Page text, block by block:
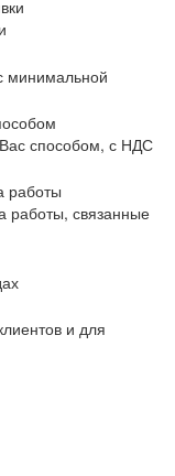
минимальной
способом, с НДС
работы, связанные
и для